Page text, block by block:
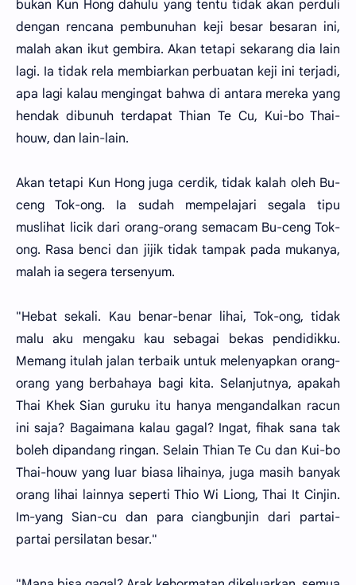
bukan Kun Hong dahulu yang tentu tidak akan perduli
dengan rencana pembunuhan keji besar besaran ini,
malah akan ikut gembira. Akan tetapi sekarang dia lain
lagi. Ia tidak rela membiarkan perbuatan keji ini terjadi,
apa lagi kalau mengingat bahwa di antara mereka yang
hendak dibunuh terdapat Thian Te Cu, Kui-bo Thai-
houw, dan lain-lain.
Akan tetapi Kun Hong juga cerdik, tidak kalah oleh Bu-
ceng Tok-ong. Ia sudah mempelajari segala tipu
muslihat licik dari orang-orang semacam Bu-ceng Tok-
ong. Rasa benci dan jijik tidak tampak pada mukanya,
malah ia segera tersenyum.
"Hebat sekali. Kau benar-benar lihai, Tok-ong, tidak
malu aku mengaku kau sebagai bekas pendidikku.
Memang itulah jalan terbaik untuk melenyapkan orang-
orang yang berbahaya bagi kita. Selanjutnya, apakah
Thai Khek Sian guruku itu hanya mengandalkan racun
ini saja? Bagaimana kalau gagal? Ingat, fihak sana tak
boleh dipandang ringan. Selain Thian Te Cu dan Kui-bo
Thai-houw yang luar biasa lihainya, juga masih banyak
orang lihai lainnya seperti Thio Wi Liong, Thai It Cinjin.
Im-yang Sian-cu dan para ciangbunjin dari partai-
partai persilatan besar."